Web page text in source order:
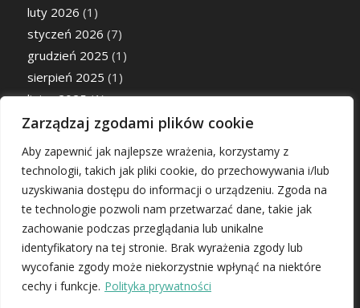
Zarządzaj zgodami plików cookie
Aby zapewnić jak najlepsze wrażenia, korzystamy z
technologii, takich jak pliki cookie, do przechowywania i/lub
uzyskiwania dostępu do informacji o urządzeniu. Zgoda na
te technologie pozwoli nam przetwarzać dane, takie jak
zachowanie podczas przeglądania lub unikalne
identyfikatory na tej stronie. Brak wyrażenia zgody lub
wycofanie zgody może niekorzystnie wpłynąć na niektóre
cechy i funkcje. Polityka prywatności
luty 2026 (1)
styczeń 2026 (7)
grudzień 2025 (1)
sierpień 2025 (1)
lipiec 2025(1)
maj 2025(1)
październik 2024(1)
Login